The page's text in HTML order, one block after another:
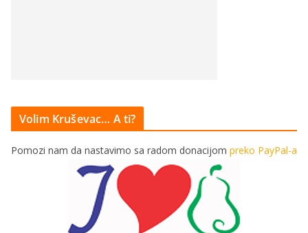
Volim Kruševac… A ti?
Pomozi nam da nastavimo sa radom donacijom preko PayPal-a